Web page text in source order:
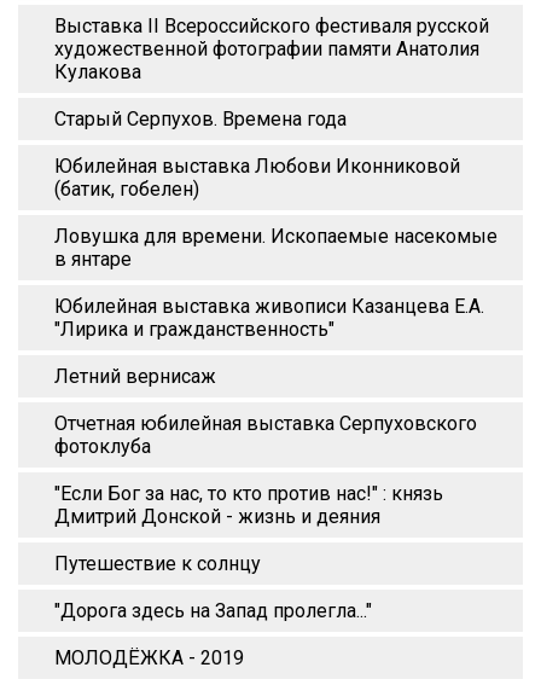
Выставка II Всероссийского фестиваля русской
художественной фотографии памяти Анатолия
Кулакова
Старый Серпухов. Времена года
Юбилейная выставка Любови Иконниковой
(батик, гобелен)
Ловушка для времени. Ископаемые насекомые
в янтаре
Юбилейная выставка живописи Казанцева Е.А.
"Лирика и гражданственность"
Летний вернисаж
Отчетная юбилейная выставка Серпуховского
фотоклуба
"Если Бог за нас, то кто против нас!" : князь
Дмитрий Донской - жизнь и деяния
Путешествие к солнцу
"Дорога здесь на Запад пролегла..."
МОЛОДЁЖКА - 2019